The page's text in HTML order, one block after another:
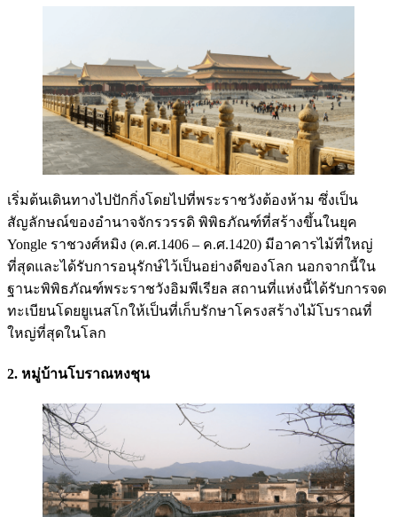
เริ่มต้นเดินทางไปปักกิ่งโดยไปที่พระราชวังต้องห้าม ซึ่งเป็น
สัญลักษณ์ของอำนาจจักรวรรดิ พิพิธภัณฑ์ที่สร้างขึ้นในยุค
Yongle ราชวงศ์หมิง (ค.ศ.1406 – ค.ศ.1420) มีอาคารไม้ที่ใหญ่
ที่สุดและได้รับการอนุรักษ์ไว้เป็นอย่างดีของโลก นอกจากนี้ใน
ฐานะพิพิธภัณฑ์พระราชวังอิมพีเรียล สถานที่แห่งนี้ได้รับการจด
ทะเบียนโดยยูเนสโกให้เป็นที่เก็บรักษาโครงสร้างไม้โบราณที่
ใหญ่ที่สุดในโลก
2. หมู่บ้านโบราณหงชุน